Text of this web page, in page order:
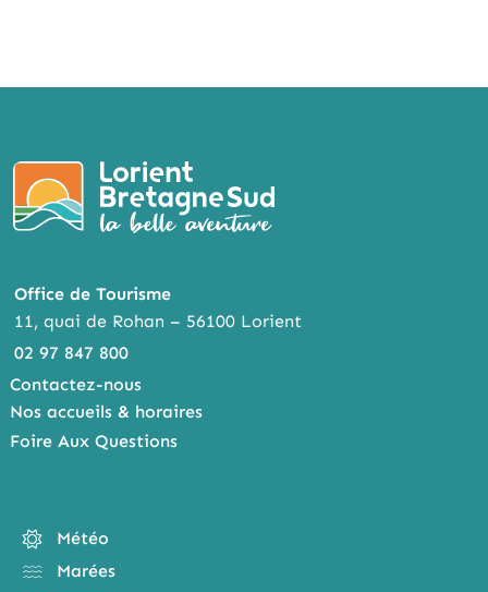
Office de Tourisme
11, quai de Rohan – 56100 Lorient
02 97 847 800
Contactez-nous
Nos accueils & horaires
Foire Aux Questions
Météo
Marées